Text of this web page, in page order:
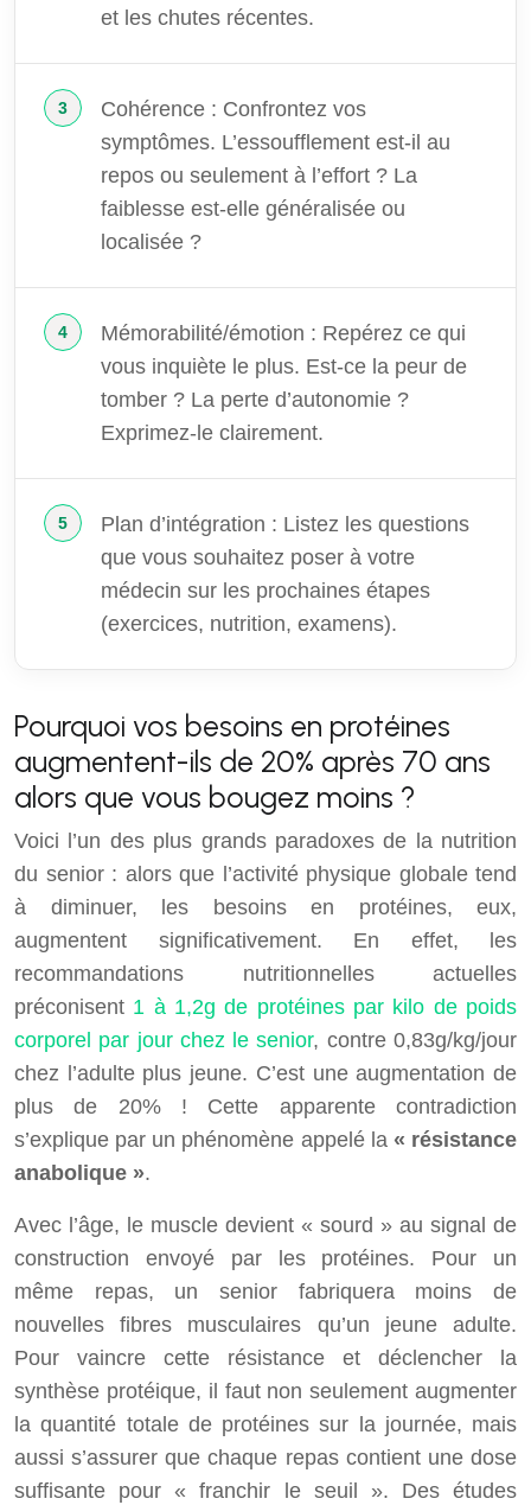
et les chutes récentes.
Cohérence : Confrontez vos
symptômes. L’essoufflement est-il au
repos ou seulement à l’effort ? La
faiblesse est-elle généralisée ou
localisée ?
Mémorabilité/émotion : Repérez ce qui
vous inquiète le plus. Est-ce la peur de
tomber ? La perte d’autonomie ?
Exprimez-le clairement.
Plan d’intégration : Listez les questions
que vous souhaitez poser à votre
médecin sur les prochaines étapes
(exercices, nutrition, examens).
Pourquoi vos besoins en protéines
augmentent-ils de 20% après 70 ans
alors que vous bougez moins ?
Voici l’un des plus grands paradoxes de la nutrition
du senior : alors que l’activité physique globale tend
à diminuer, les besoins en protéines, eux,
augmentent significativement. En effet, les
recommandations nutritionnelles actuelles
préconisent 1 à 1,2g de protéines par kilo de poids
corporel par jour chez le senior, contre 0,83g/kg/jour
chez l’adulte plus jeune. C’est une augmentation de
plus de 20% ! Cette apparente contradiction
s’explique par un phénomène appelé la « résistance
anabolique ».
Avec l’âge, le muscle devient « sourd » au signal de
construction envoyé par les protéines. Pour un
même repas, un senior fabriquera moins de
nouvelles fibres musculaires qu’un jeune adulte.
Pour vaincre cette résistance et déclencher la
synthèse protéique, il faut non seulement augmenter
la quantité totale de protéines sur la journée, mais
aussi s’assurer que chaque repas contient une dose
suffisante pour « franchir le seuil ». Des études